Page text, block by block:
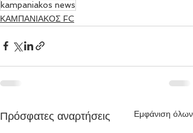
kampaniakos news
ΚΑΜΠΑΝΙΑΚΟΣ FC
Πρόσφατες αναρτήσεις Εμφάνιση όλων